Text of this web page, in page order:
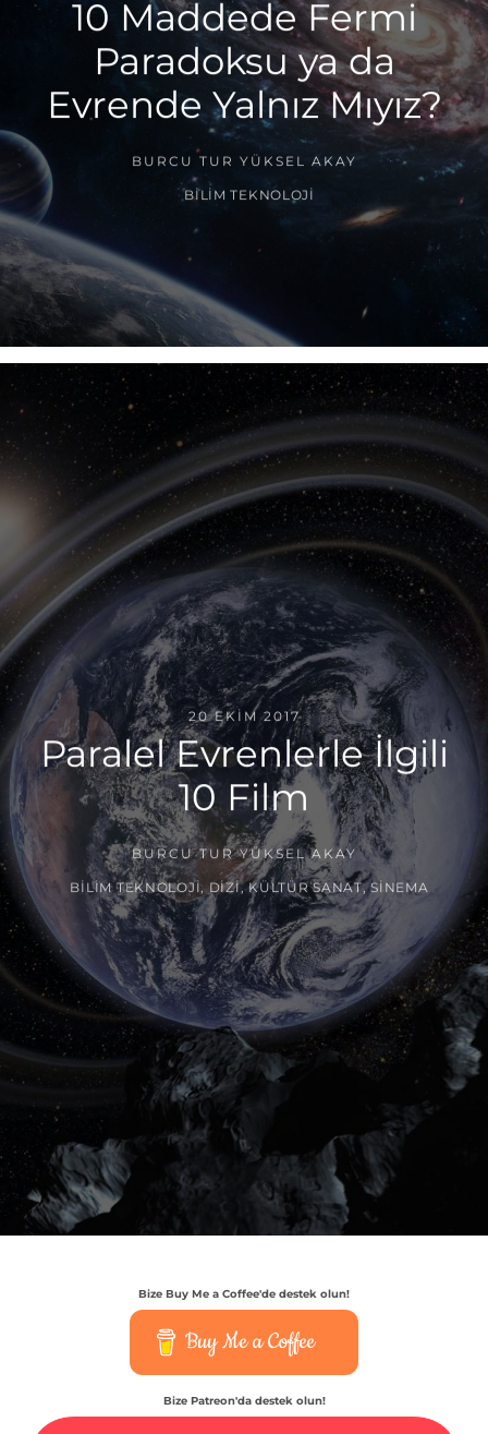
10 Maddede Fermi
Paradoksu ya da
Evrende Yalnız Mıyız?
BURCU TUR YÜKSEL AKAY
BILIM TEKNOLOJI
20 EKIM 2017
Paralel Evrenlerle İlgili
10 Film
BURCU TUR YÜKSEL AKAY
BILIM TEKNOLOJI, DIZI,KÜLTÜR SANAT,SINEMA
Bize Buy Me a Coffee'de destek olun!
Buy Me a Coffee
Bize Patreon'da destek olun!